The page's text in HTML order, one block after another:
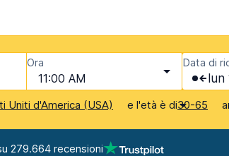
Ora
11:00 AM
Data di
lun
Uniti d'America (USA) e l'età è di30-65
279.664 recensioni